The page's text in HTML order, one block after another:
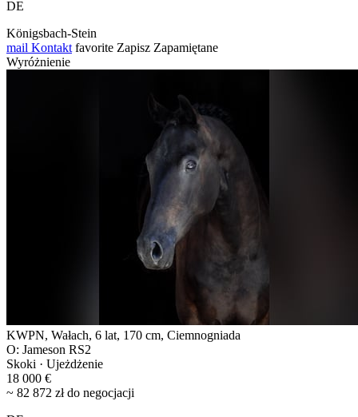
DE
Königsbach-Stein
mail Kontakt favorite Zapisz Zapamiętane
Wyróżnienie
KWPN, Wałach, 6 lat, 170 cm, Ciemnogniada
O: Jameson RS2
Skoki · Ujeżdżenie
18 000 €
~ 82 872 zł do negocjacji